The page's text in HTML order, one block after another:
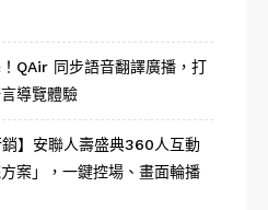
QAir 同步語音翻譯廣播，打
導覽體驗
銷】安聯人壽盛典360人互動
案」，一鍵控場、畫面輪播